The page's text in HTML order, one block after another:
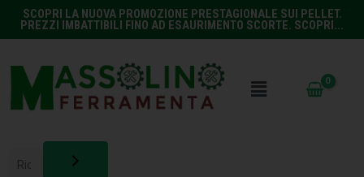
SCOPRI LA NUOVA PROMOZIONE PRESTAGIONALE SUI PELLET.
PREZZI IMBATTIBILI FINO AD ESAURIMENTO SCORTE. SCOPRI...